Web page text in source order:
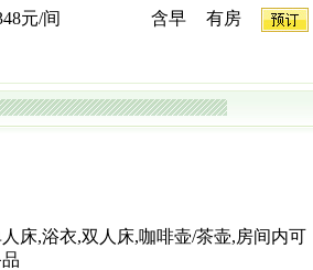
元/间 含早 有房
床,浴衣,双人床,咖啡壶/茶壶,房间内可